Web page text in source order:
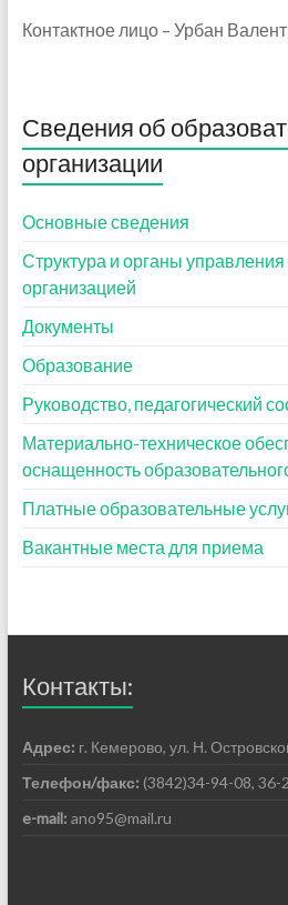
Контактное лицо – Урбан
Сведения об
организации
Основные сведения
Структура и органы
организацией
Документы
Образование
Руководство, педагогический
Материально-техническое
оснащенность
Платные образовательные
Вакантные места для приема
Контакты:
Адрес: г. Кемерово, ул. Н.
Телефон/факс: (3842)34-94-08, 36-
e-mail: ano95@mail.ru